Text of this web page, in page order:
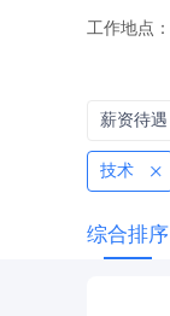
工作地点：
薪资待遇
技术
综合排序